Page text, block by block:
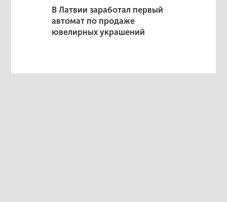
В Латвии заработал первый
автомат по продаже
ювелирных украшений